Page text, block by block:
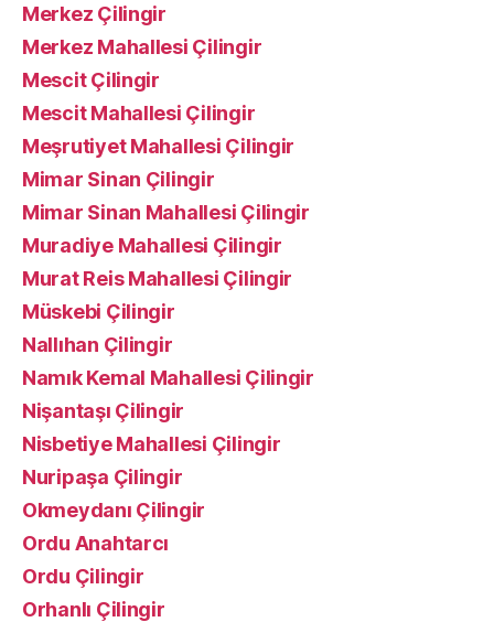
Merkez Çilingir
Merkez Mahallesi Çilingir
Mescit Çilingir
Mescit Mahallesi Çilingir
Meşrutiyet Mahallesi Çilingir
Mimar Sinan Çilingir
Mimar Sinan Mahallesi Çilingir
Muradiye Mahallesi Çilingir
Murat Reis Mahallesi Çilingir
Müskebi Çilingir
Nallıhan Çilingir
Namık Kemal Mahallesi Çilingir
Nişantaşı Çilingir
Nisbetiye Mahallesi Çilingir
Nuripaşa Çilingir
Okmeydanı Çilingir
Ordu Anahtarcı
Ordu Çilingir
Orhanlı Çilingir